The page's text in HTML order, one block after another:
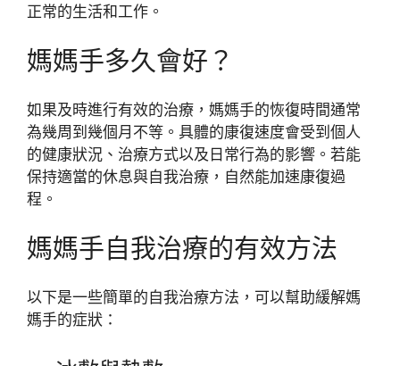
正常的生活和工作。
媽媽手多久會好？
如果及時進行有效的治療，媽媽手的恢復時間通常
為幾周到幾個月不等。具體的康復速度會受到個人
的健康狀況、治療方式以及日常行為的影響。若能
保持適當的休息與自我治療，自然能加速康復過
程。
媽媽手自我治療的有效方法
以下是一些簡單的自我治療方法，可以幫助緩解媽
媽手的症狀：